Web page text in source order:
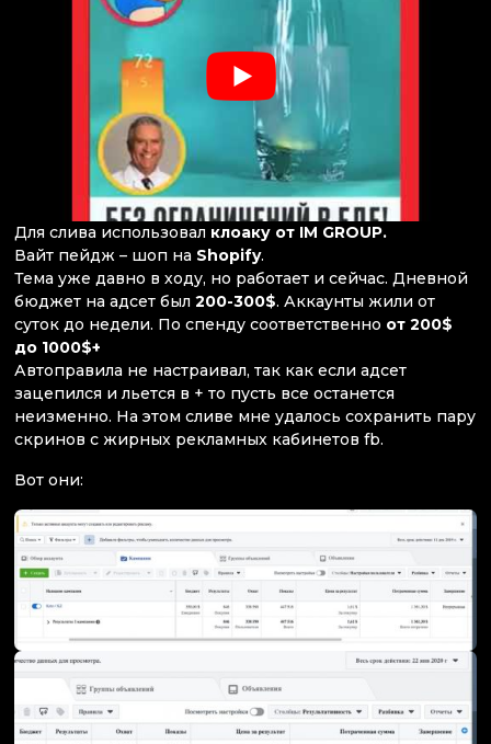
Для слива использовал клоаку от IM GROUP.
Вайт пейдж – шоп на Shopify.
Тема уже давно в ходу, но работает и сейчас. Дневной
бюджет на адсет был 200-300$. Аккаунты жили от
суток до недели. По спенду соответственно от 200$
до 1000$+
Автоправила не настраивал, так как если адсет
зацепился и льется в + то пусть все останется
неизменно. На этом сливе мне удалось сохранить пару
скринов с жирных рекламных кабинетов fb.
Вот они: